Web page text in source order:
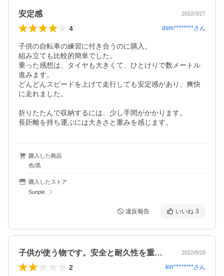
安定感 2022/3/27
4 dsm********さん
子供の自転車の練習に付き合うのに購入。
組み立ても比較的簡単でした。
乗った感想は、タイヤも大きくて、ひとけりで数メートル
進みます。
どんどんスピードを上げて走行しても安定感があり、爽快
に走れました。
折りたたんで収納するには、少し手間がかかります。
長距離を持ち運ぶには大きさと重みを感じます。
購入した商品
色/黒
購入したストア
Sunpie
違反報告 いいね 3
子供が使う物です。安全と耐久性を重視して 2022/8/28
2 kin********さん